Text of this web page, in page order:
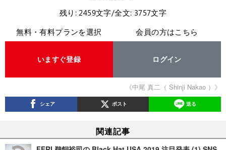
残り: 2459文字/全文: 3757文字
無料・有料プランを選択
いますぐ登録
会員の方はこちら
ログイン
《中尾 真二（ Shinji Nakao ）》
シェア ポスト 送る
関連記事